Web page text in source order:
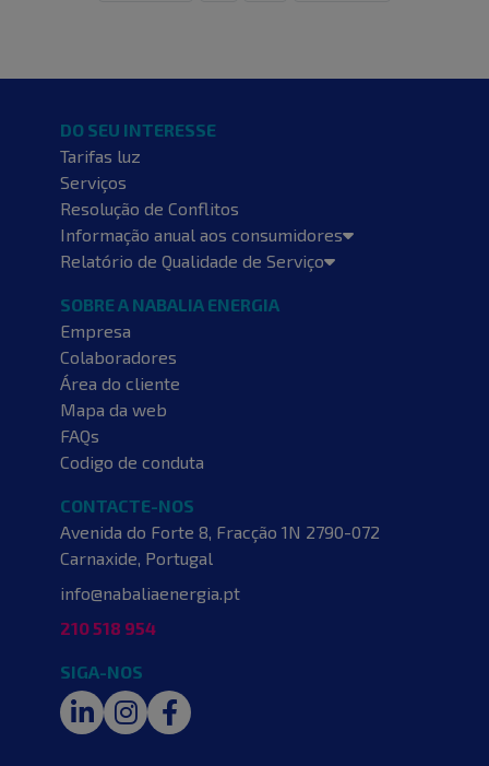
CONTACTE-NOS
Avenida do Forte 8, Fracção 1N 2790-072
Carnaxide, Portugal
info@nabaliaenergia.pt
210 518 954
DO SEU INTERESSE
Tarifas luz
Serviços
Resolução de Conflitos
Informação anual aos consumidores
Relatório de Qualidade de Serviço
SOBRE A NABALIA ENERGIA
Empresa
Colaboradores
Área do cliente
Mapa da web
FAQs
Codigo de conduta
SIGA-NOS
LinkedInInstagramFacebook